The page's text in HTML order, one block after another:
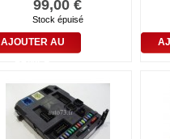
99,00 €
Stock épuisé
AJOUTER AU